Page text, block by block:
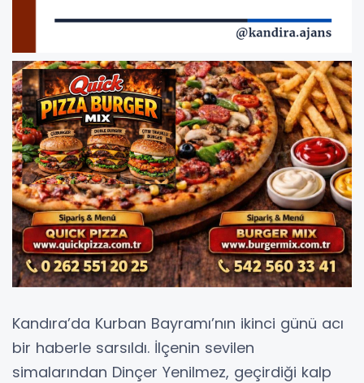
Kandıra’da Kurban Bayramı’nın ikinci günü acı
bir haberle sarsıldı. İlçenin sevilen
simalarından Dinçer Yenilmez, geçirdiği kalp